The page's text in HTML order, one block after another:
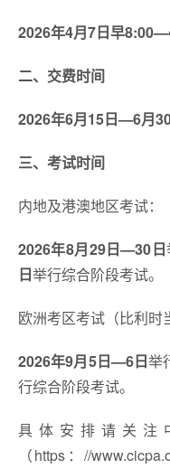
2026年4月7日早
二、交费时间
2026年6月15日—6月
三、考试时间
内地及港澳地区考试：
2026年8月29日—30日
日举行综合阶段考试。
欧洲考区考试（比利时
2026年9月5日—6日举
行综合阶段考试。
具体安排请关注
（https：//